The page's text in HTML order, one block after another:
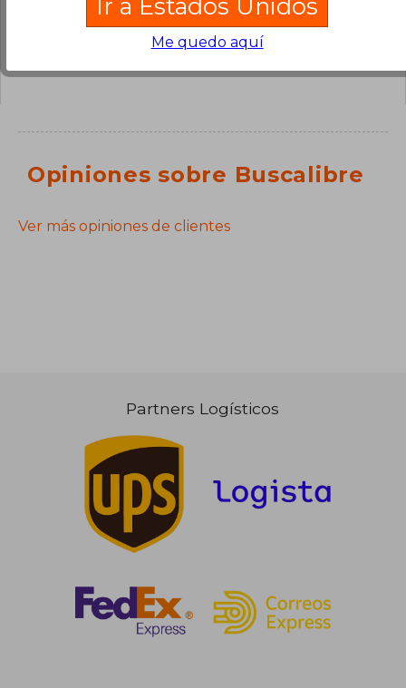
¿Tienes una pregunta sobre el libro?
Opiniones sobre Buscalibre
Ver más opiniones de clientes
Partners Logísticos
Ir a Estados Unidos
Me quedo aquí